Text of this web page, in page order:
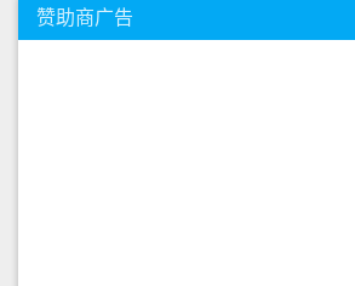
赞助商广告